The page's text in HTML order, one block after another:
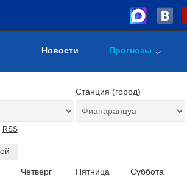
Новости Прогнозы
Станция (город)
RSS
Четверг
Пятница
Суббота